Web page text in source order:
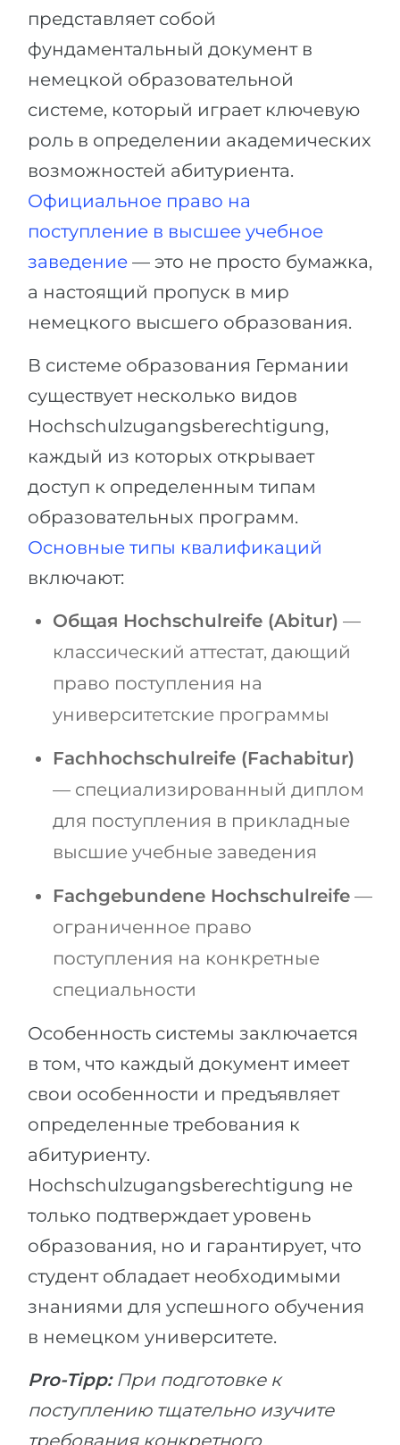
представляет собой
фундаментальный документ в
немецкой образовательной
системе, который играет ключевую
роль в определении академических
возможностей абитуриента.
Официальное право на
поступление в высшее учебное
заведение — это не просто бумажка,
а настоящий пропуск в мир
немецкого высшего образования.
В системе образования Германии
существует несколько видов
Hochschulzugangsberechtigung,
каждый из которых открывает
доступ к определенным типам
образовательных программ.
Основные типы квалификаций
включают:
Общая Hochschulreife (Abitur) —
классический аттестат, дающий
право поступления на
университетские программы
Fachhochschulreife (Fachabitur)
— специализированный диплом
для поступления в прикладные
высшие учебные заведения
Fachgebundene Hochschulreife —
ограниченное право
поступления на конкретные
специальности
Особенность системы заключается
в том, что каждый документ имеет
свои особенности и предъявляет
определенные требования к
абитуриенту.
Hochschulzugangsberechtigung не
только подтверждает уровень
образования, но и гарантирует, что
студент обладает необходимыми
знаниями для успешного обучения
в немецком университете.
Pro-Tipp: При подготовке к
поступлению тщательно изучите
требования конкретного